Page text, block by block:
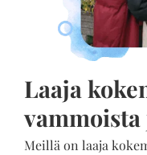
Laaja
Meillä on laaja